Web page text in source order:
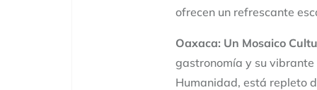
ofrecen un refrescante
Oaxaca: Un Mosaico
gastronomía y su
Humanidad, está repleto